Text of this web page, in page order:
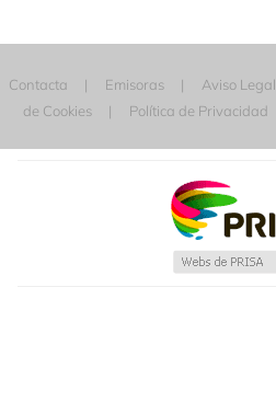
Contacta Emisoras Aviso Legal
de Cookies
Política de Privacidad